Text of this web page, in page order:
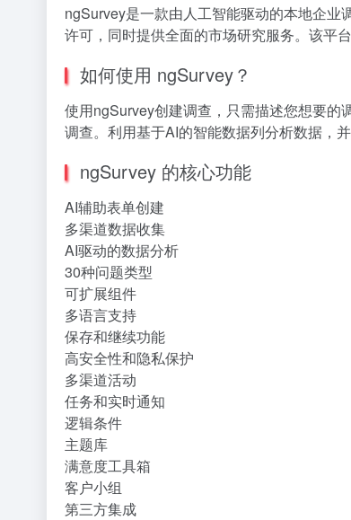
ngSurvey是一款由人工智能驱动的本地企
许可，同时提供全面的市场研究服务。该平
如何使用 ngSurvey？
使用ngSurvey创建调查，只需描述您想要的
调查。利用基于AI的智能数据列分析数据，
ngSurvey 的核心功能
AI辅助表单创建
多渠道数据收集
AI驱动的数据分析
30种问题类型
可扩展组件
多语言支持
保存和继续功能
高安全性和隐私保护
多渠道活动
任务和实时通知
逻辑条件
主题库
满意度工具箱
客户小组
第三方集成